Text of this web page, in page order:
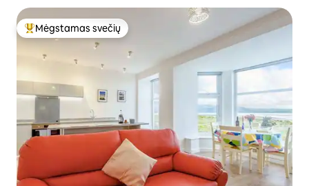
Svečių mėgstamiausias
Mėgstamas svečių